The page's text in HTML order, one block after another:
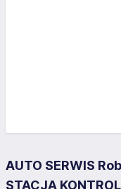
AUTO SERWIS
STACJA